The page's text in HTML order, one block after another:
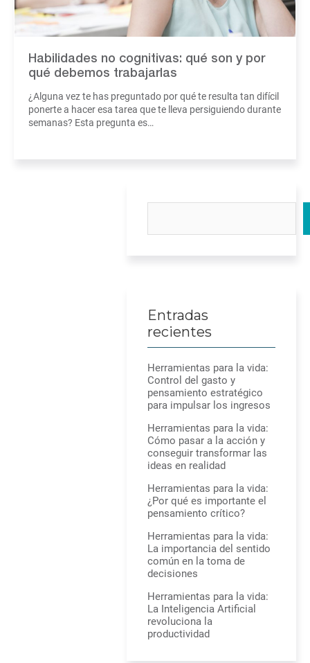
Habilidades no cognitivas: qué son y por
qué debemos trabajarlas
¿Alguna vez te has preguntado por qué te resulta tan difícil
ponerte a hacer esa tarea que te lleva persiguiendo durante
semanas? Esta pregunta es…
Entradas
recientes
Herramientas para la vida:
Control del gasto y
pensamiento estratégico
para impulsar los ingresos
Herramientas para la vida:
Cómo pasar a la acción y
conseguir transformar las
ideas en realidad
Herramientas para la vida:
¿Por qué es importante el
pensamiento crítico?
Herramientas para la vida:
La importancia del sentido
común en la toma de
decisiones
Herramientas para la vida:
La Inteligencia Artificial
revoluciona la
productividad